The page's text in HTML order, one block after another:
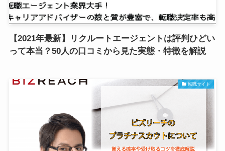
【2021年最新】リクルートエージェントは評判ひどい
って本当？50人の口コミから見た実態・特徴を解説
転職サイト